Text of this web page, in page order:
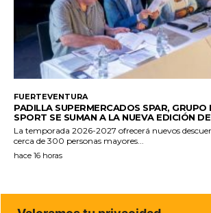
FUERTEVENTURA
PADILLA SUPERMERCADOS SPAR, GRUPO
SPORT SE SUMAN A LA NUEVA EDICIÓN
La temporada 2026-2027 ofrecerá nuevos
cerca de 300 personas mayores...
hace 16 horas